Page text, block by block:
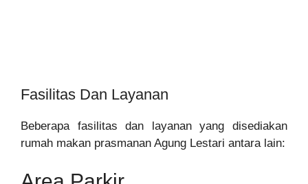
Fasilitas Dan Layanan
Beberapa fasilitas dan layanan yang disediakan
rumah makan prasmanan Agung Lestari antara lain: